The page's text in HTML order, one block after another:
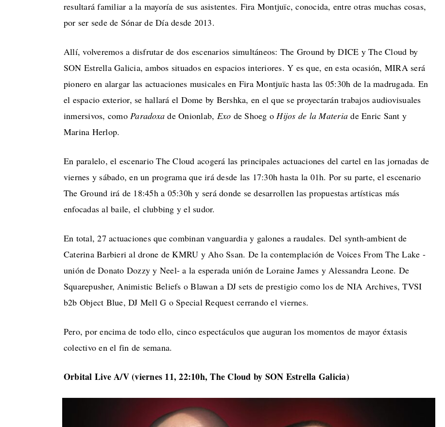
resultará familiar a la mayoría de sus asistentes. Fira Montjuïc, conocida, entre otras muchas cosas,
por ser sede de Sónar de Día desde 2013.
Allí, volveremos a disfrutar de dos escenarios simultáneos: The Ground by DICE y The Cloud by
SON Estrella Galicia, ambos situados en espacios interiores. Y es que, en esta ocasión, MIRA será
pionero en alargar las actuaciones musicales en Fira Montjuïc hasta las 05:30h de la madrugada. En
el espacio exterior, se hallará el Dome by Bershka, en el que se proyectarán trabajos audiovisuales
inmersivos, como Paradoxade Onionlab, Exo de Shoeg oHijos de la Materiade Enric Sant y
Marina Herlop.
En paralelo, el escenario The Cloud acogerá las principales actuaciones del cartel en las jornadas de
viernes y sábado, en un programa que irá desde las 17:30h hasta la 01h. Por su parte, el escenario
The Ground irá de 18:45h a 05:30h y será donde se desarrollen las propuestas artísticas más
enfocadas al baile, el clubbing y el sudor.
En total, 27 actuaciones que combinan vanguardia y galones a raudales. Del synth-ambient de
Caterina Barbieri al drone de KMRU y Aho Ssan. De la contemplación de Voices From The Lake -
unión de Donato Dozzy y Neel- a la esperada unión de Loraine James y Alessandra Leone. De
Squarepusher, Animistic Beliefs o Blawan a DJ sets de prestigio como los de NIA Archives, TVSI
b2b Object Blue, DJ Mell G o Special Request cerrando el viernes.
Pero, por encima de todo ello, cinco espectáculos que auguran los momentos de mayor éxtasis
colectivo en el fin de semana.
Orbital Live A/V (viernes 11, 22:10h, The Cloud by SON Estrella Galicia)